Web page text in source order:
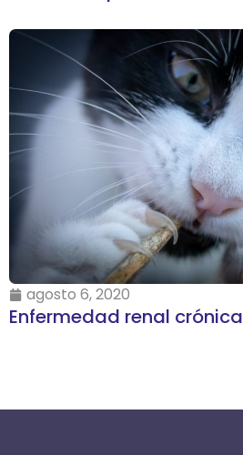
agosto 6, 2020
Enfermedad renal crónica